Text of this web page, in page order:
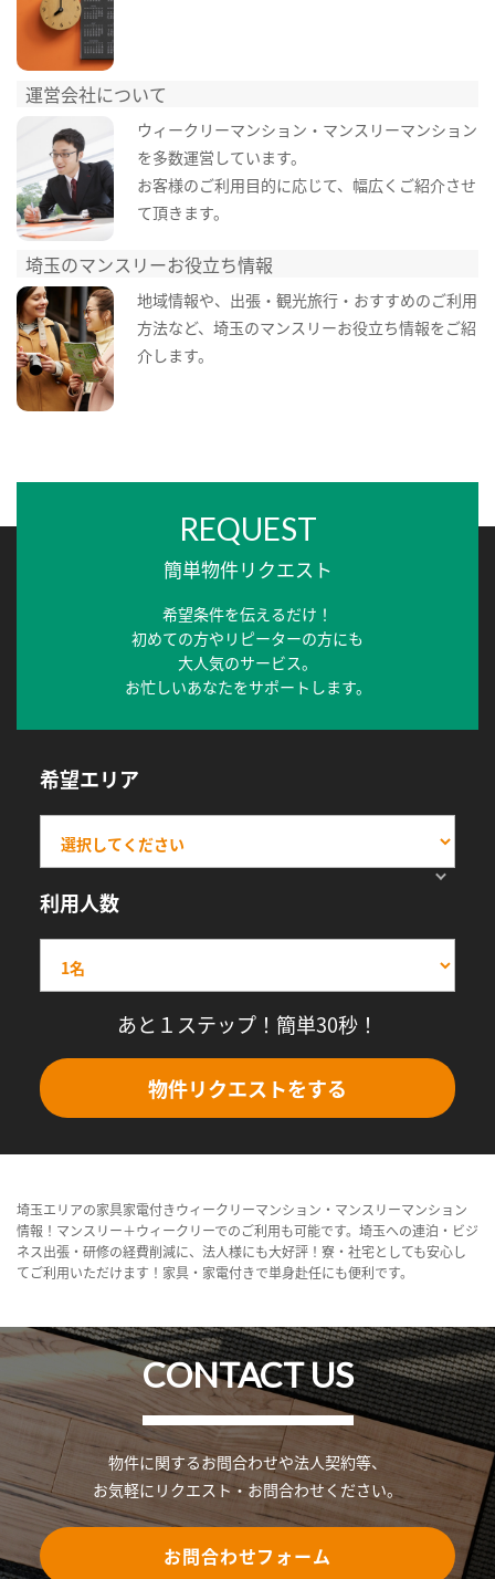
運営会社について
ウィークリーマンション・マンスリーマンション
を多数運営しています。
お客様のご利用目的に応じて、幅広くご紹介させ
て頂きます。
埼玉のマンスリーお役立ち情報
地域情報や、出張・観光旅行・おすすめのご利用
方法など、埼玉のマンスリーお役立ち情報をご紹
介します。
REQUEST
簡単物件リクエスト
希望条件を伝えるだけ！
初めての方やリピーターの方にも
大人気のサービス。
お忙しいあなたをサポートします。
希望エリア
利用人数
あと１ステップ！簡単30秒！
物件リクエストをする
埼玉エリアの家具家電付きウィークリーマンション・マンスリーマンション
情報！マンスリー＋ウィークリーでのご利用も可能です。埼玉への連泊・ビジ
ネス出張・研修の経費削減に、法人様にも大好評！寮・社宅としても安心し
てご利用いただけます！家具・家電付きで単身赴任にも便利です。
CONTACT US
物件に関するお問合わせや法人契約等、
お気軽にリクエスト・お問合わせください。
お問合わせフォーム